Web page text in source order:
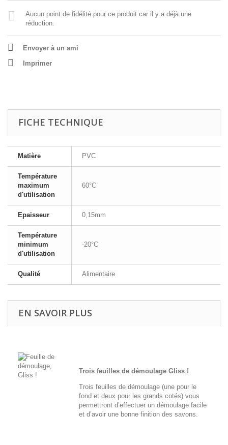
Aucun point de fidélité pour ce produit car il y a déjà une
réduction.
Envoyer à un ami
Imprimer
FICHE TECHNIQUE
Matière PVC
Température
maximum
d'utilisation
60°C
Epaisseur 0,15mm
Température
minimum
d'utilisation
-20°C
Qualité Alimentaire
EN SAVOIR PLUS
Trois feuilles de démoulage Gliss !
Trois feuilles de démoulage (une pour le
fond et deux pour les grands cotés) vous
permettront d’effectuer un démoulage facile
et d’avoir une bonne finition des savons.